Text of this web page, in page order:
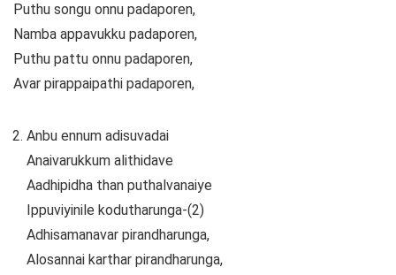
Puthu songu onnu padaporen,
Namba appavukku padaporen,
Puthu pattu onnu padaporen,
Avar pirappaipathi padaporen,
Anbu ennum adisuvadai
Anaivarukkum alithidave
Aadhipidha than puthalvanaiye
Ippuviyinile kodutharunga-(2)
Adhisamanavar pirandharunga,
Alosannai karthar pirandharunga,